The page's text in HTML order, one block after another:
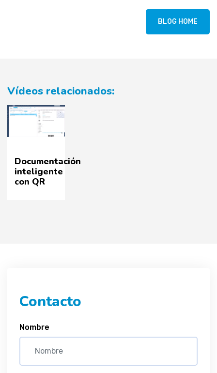
BLOG HOME
Vídeos relacionados:
Documentación
inteligente
con QR
Contacto
Nombre